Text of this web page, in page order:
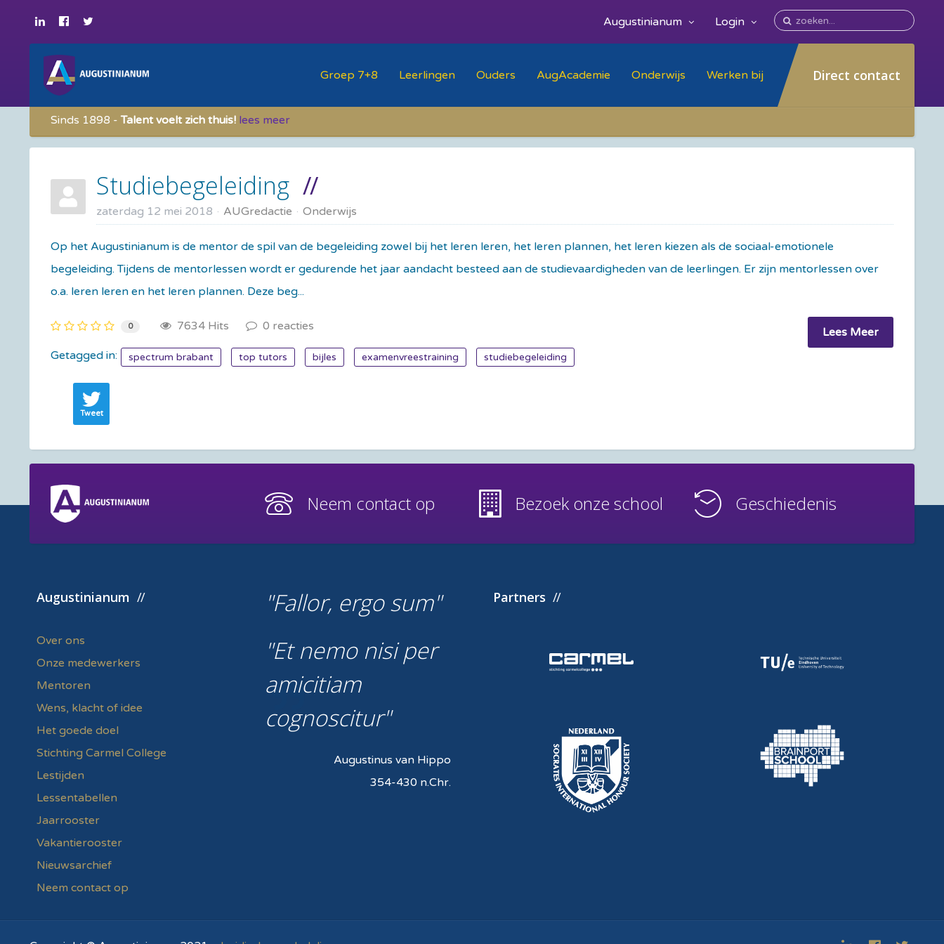
Login
Augustinianum
Groep 7+8 Leerlingen Ouders AugAcademie Onderwijs Werken bij Direct contact
Sinds 1898 -Talent voelt zich thuis! lees meer
Studiebegeleiding
zaterdag 12 mei 2018 AUGredactie Onderwijs
Op het Augustinianum is de mentor de spil van de begeleiding zowel bij het leren leren, het leren plannen, het leren kiezen als de sociaal-emotionele
begeleiding. Tijdens de mentorlessen wordt er gedurende het jaar aandacht besteed aan de studievaardigheden van de leerlingen. Er zijn mentorlessen over
o.a. leren leren en het leren plannen. Deze beg...
Lees Meer
0 7634 Hits 0 reacties
Getagged in: spectrum brabant top tutors bijles examenvreestraining studiebegeleiding
Tweet
Neem contact op Bezoek onze school Geschiedenis
Augustinianum
Over ons
Onze medewerkers
Mentoren
Wens, klacht of idee
Het goede doel
Stichting Carmel College
Lestijden
Lessentabellen
Jaarrooster
Vakantierooster
Nieuwsarchief
Neem contact op
Fallor, ergo sum
Et nemo nisi per
amicitiam
cognoscitur
Augustinus van Hippo
354-430 n.Chr.
Partners